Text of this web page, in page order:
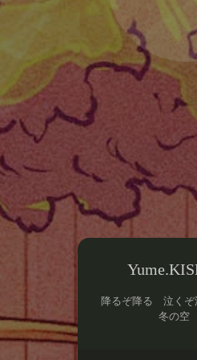
降るぞ降る 泣く
冬の空